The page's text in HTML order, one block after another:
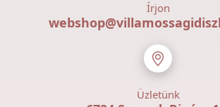
Írjon
Üzletünk